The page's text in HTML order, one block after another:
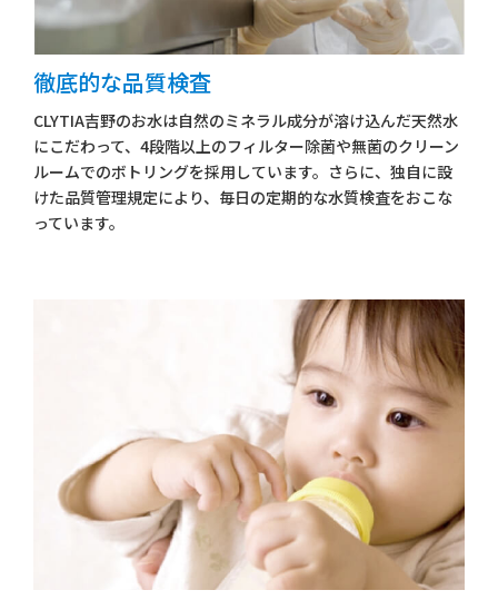
徹底的な品質検査
CLYTIA吉野のお水は自然のミネラル成分が溶け込んだ天然水
にこだわって、4段階以上のフィルター除菌や無菌のクリーン
ルームでのボトリングを採用しています。さらに、独自に設
けた品質管理規定により、毎日の定期的な水質検査をおこな
っています。